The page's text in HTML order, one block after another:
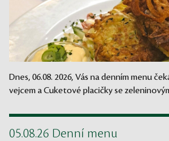
Dnes, 06.08. 2026, Vás na denním menu
vejcem a Cuketové placičky se
05.08.26 Denní menu